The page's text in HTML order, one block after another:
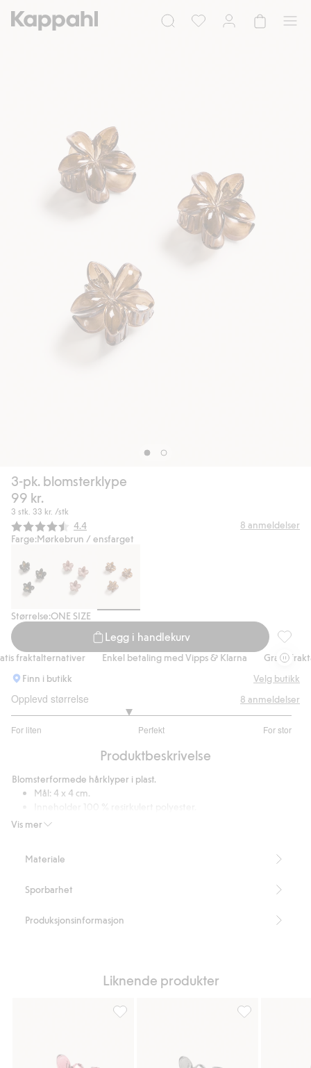
3-pk. blomsterklype
99 kr.
3 stk. 33 kr. /stk
Gjennomsnittskarakter:
4.4 8 anmeldelser
Farge:Mørkebrun / ensfarget
Størrelse:ONE SIZE
Legg i handlekurv
3-pk.
fraktalternativer Enkel betaling med Vipps & Klarna
Gratis
Finn i butikk
Velg butikk
Opplevd størrelse
For liten Perfekt For stor
av
6
stemmer
8 anmeldelser
Produktbeskrivelse
Vis mer
Blomsterformede hårklyper i plast.
Mål: 4 x 4 cm.
Artikkelnummer
Materiale
Sporbarhet
Produksjonsinformasjon
Liknende produkter